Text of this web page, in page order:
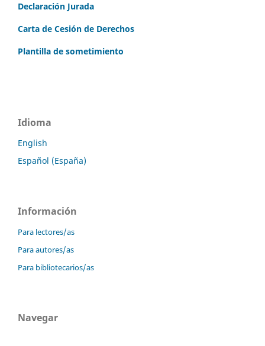
Declaración Jurada
Carta de Cesión de Derechos
Plantilla de sometimiento
Idioma
English
Español (España)
Información
Para lectores/as
Para autores/as
Para bibliotecarios/as
Navegar